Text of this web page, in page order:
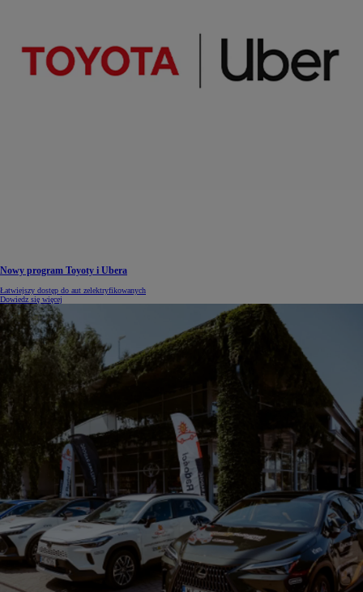
Nowy program Toyoty i Ubera
Łatwiejszy dostęp do aut zelektryfikowanych
Dowiedz się więcej